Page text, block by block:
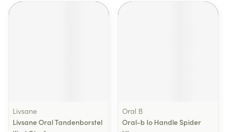
Livsane
Livsane Oral Tandenborstel
Oral B
Oral-b Io Handle Spider